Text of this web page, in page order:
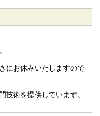
にお休みいたしますので
技術を提供しています。